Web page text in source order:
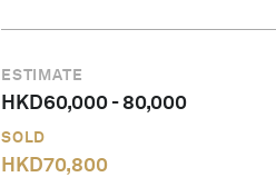
ESTIMATE
HKD60,000-80,000
SOLD
HKD70,800